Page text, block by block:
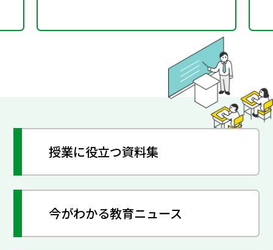
授業に役立つ資料集
今がわかる教育ニュース